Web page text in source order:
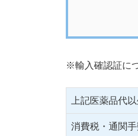
※輸入確認証に
上記医薬品代
消費税・通関